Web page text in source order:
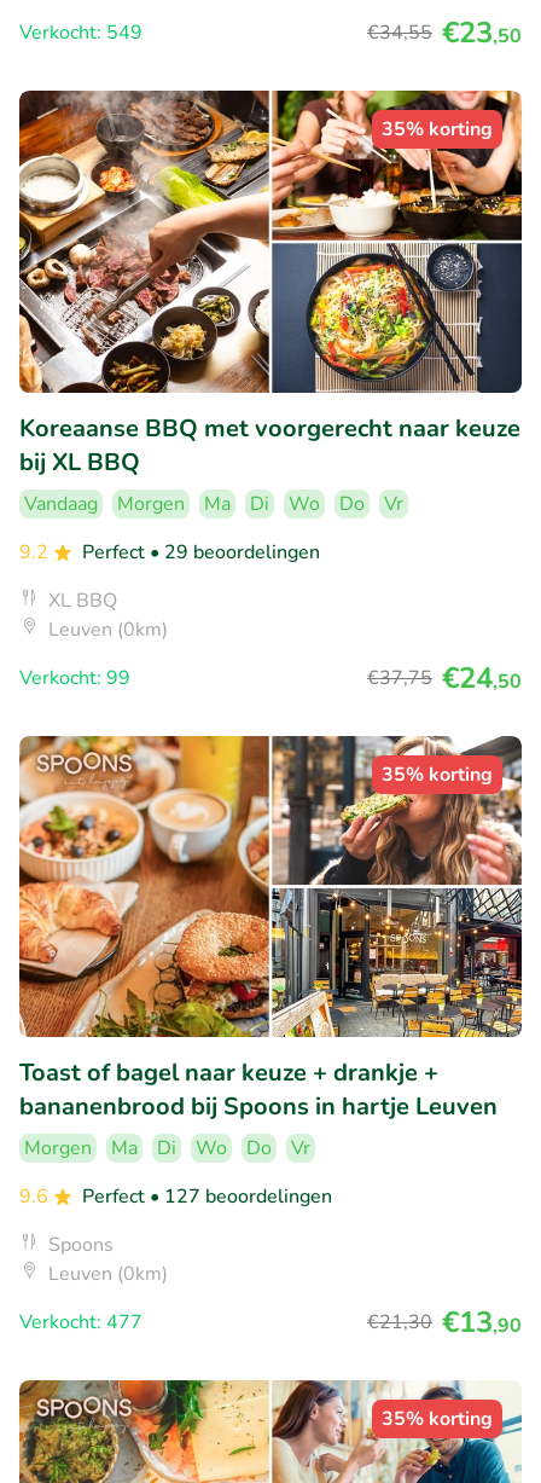
Verkocht: 549
€34,55 €23,50
35% korting
Koreaanse BBQ met voorgerecht naar keuze
bij XL BBQ
Vandaag Morgen Ma Di Wo Do
Vr
9.2
Perfect • 29 beoordelingen
XL BBQ
Leuven (0km)
Verkocht: 99
€37,75 €24,50
35% korting
Toast of bagel naar keuze + drankje +
bananenbrood bij Spoons in hartje Leuven
Morgen Ma Di Wo Do
Vr
9.6
Perfect • 127 beoordelingen
Spoons
Leuven (0km)
Verkocht: 477
€21,30 €13,90
35% korting